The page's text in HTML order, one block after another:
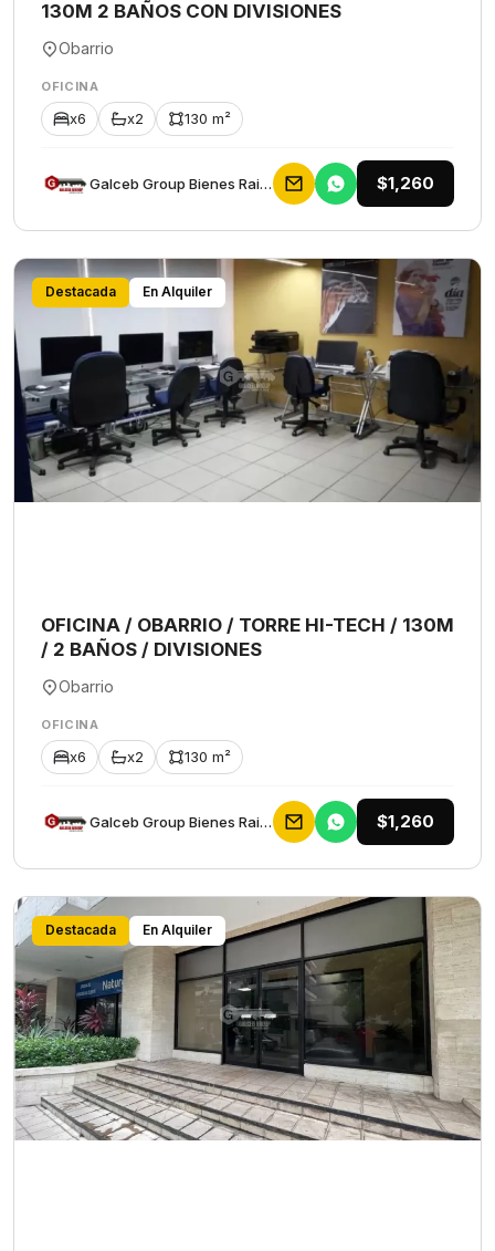
130M 2 BAÑOS CON DIVISIONES
Obarrio
OFICINA
x6 x2 130 m²
Galceb Group Bienes Raices $1,260
Destacada En Alquiler
OFICINA / OBARRIO / TORRE HI-TECH / 130M
/ 2 BAÑOS / DIVISIONES
Obarrio
OFICINA
x6 x2 130 m²
Galceb Group Bienes Raices $1,260
Destacada En Alquiler